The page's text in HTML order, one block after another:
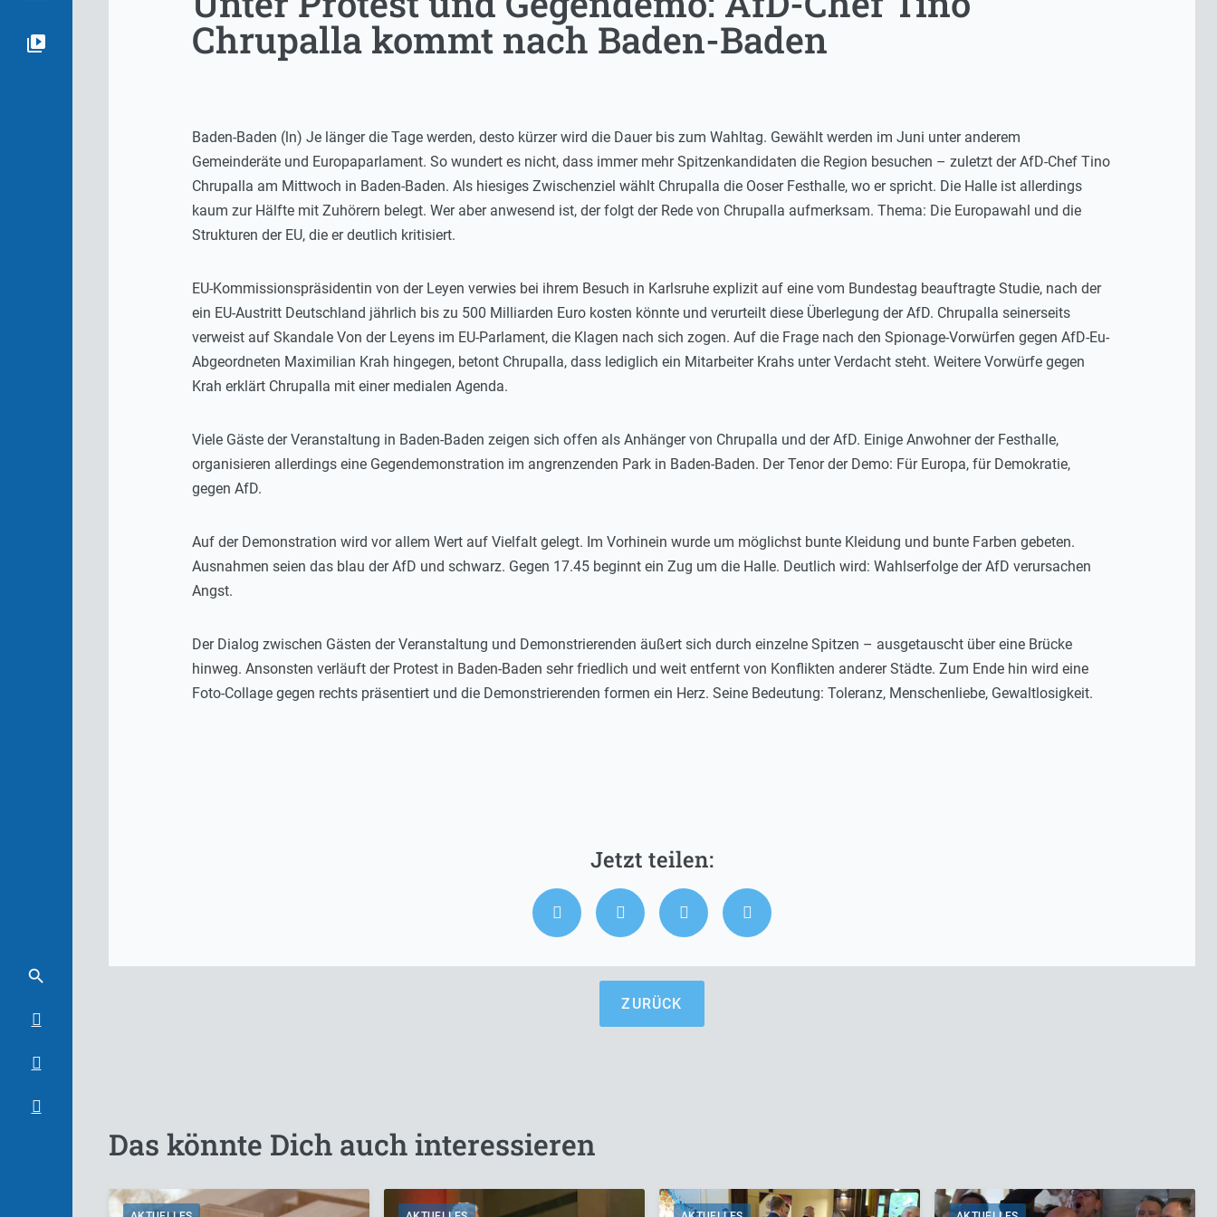
Chrupalla kommt nach Baden-Baden
Baden-Baden (ln) Je länger die Tage werden, desto kürzer wird die Dauer bis zum Wahltag. Gewählt werden im Juni unter anderem
Gemeinderäte und Europaparlament. So wundert es nicht, dass immer mehr Spitzenkandidaten die Region besuchen – zuletzt der AfD-Chef Tino
Chrupalla am Mittwoch in Baden-Baden. Als hiesiges Zwischenziel wählt Chrupalla die Ooser Festhalle, wo er spricht. Die Halle ist allerdings
kaum zur Hälfte mit Zuhörern belegt. Wer aber anwesend ist, der folgt der Rede von Chrupalla aufmerksam. Thema: Die Europawahl und die
Strukturen der EU, die er deutlich kritisiert.
EU-Kommissionspräsidentin von der Leyen verwies bei ihrem Besuch in Karlsruhe explizit auf eine vom Bundestag beauftragte Studie, nach der
ein EU-Austritt Deutschland jährlich bis zu 500 Milliarden Euro kosten könnte und verurteilt diese Überlegung der AfD. Chrupalla seinerseits
verweist auf Skandale Von der Leyens im EU-Parlament, die Klagen nach sich zogen. Auf die Frage nach den Spionage-Vorwürfen gegen AfD-Eu-
Abgeordneten Maximilian Krah hingegen, betont Chrupalla, dass lediglich ein Mitarbeiter Krahs unter Verdacht steht. Weitere Vorwürfe gegen
Krah erklärt Chrupalla mit einer medialen Agenda.
Viele Gäste der Veranstaltung in Baden-Baden zeigen sich offen als Anhänger von Chrupalla und der AfD. Einige Anwohner der Festhalle,
organisieren allerdings eine Gegendemonstration im angrenzenden Park in Baden-Baden. Der Tenor der Demo: Für Europa, für Demokratie,
gegen AfD.
Auf der Demonstration wird vor allem Wert auf Vielfalt gelegt. Im Vorhinein wurde um möglichst bunte Kleidung und bunte Farben gebeten.
Ausnahmen seien das blau der AfD und schwarz. Gegen 17.45 beginnt ein Zug um die Halle. Deutlich wird: Wahlserfolge der AfD verursachen
Angst.
Der Dialog zwischen Gästen der Veranstaltung und Demonstrierenden äußert sich durch einzelne Spitzen – ausgetauscht über eine Brücke
hinweg. Ansonsten verläuft der Protest in Baden-Baden sehr friedlich und weit entfernt von Konflikten anderer Städte. Zum Ende hin wird eine
Foto-Collage gegen rechts präsentiert und die Demonstrierenden formen ein Herz. Seine Bedeutung: Toleranz, Menschenliebe, Gewaltlosigkeit.
ZURÜCK
Das könnte Dich auch interessieren